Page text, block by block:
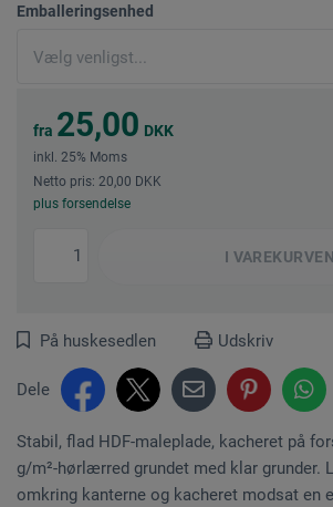
Emballeringsenhed
fra 25,00 DKK
inkl. 25% Moms
Netto pris: 20,00 DKK
plus forsendelse
I VAREKURVEN
På huskesedlen Udskriv
Dele
Stabil, flad HDF-maleplade, kacheret på
g/m²-hørlærred grundet med klar grunder.
omkring kanterne og kacheret modsat en